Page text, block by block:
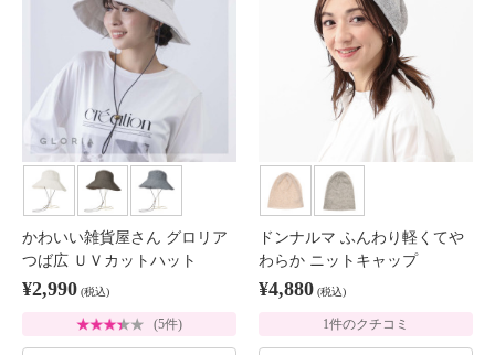
かわいい雑貨屋さん グロリア
つば広 ＵＶカットハット
¥2,990 (税込)
(5件)
ドンナルマ ふんわり軽くてや
わらか ニットキャップ
¥4,880 (税込)
1件のクチコミ